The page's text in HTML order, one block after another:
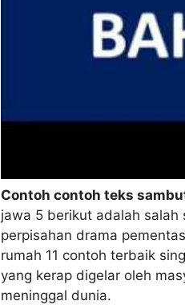
Contoh contoh teks
jawa 5 berikut adalah
perpisahan drama
rumah 11 contoh terbaik
yang kerap digelar oleh
meninggal dunia.